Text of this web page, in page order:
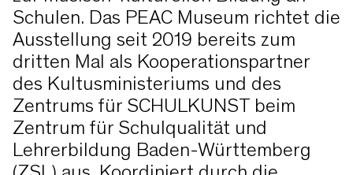
Schulen. Das PEAC Museum richtet die
Ausstellung seit 2019 bereits zum
dritten Mal als Kooperationspartner
des Kultusministeriums und des
Zentrums für SCHULKUNST beim
Zentrum für Schulqualität und
Lehrerbildung Baden-Württemberg